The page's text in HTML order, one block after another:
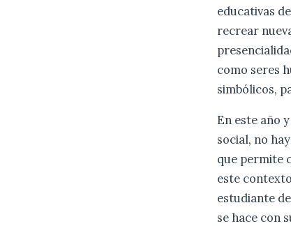
educativas
recrear
como seres
simbólicos,
En este año
social, no
que permite
este
estudiante
se hace con